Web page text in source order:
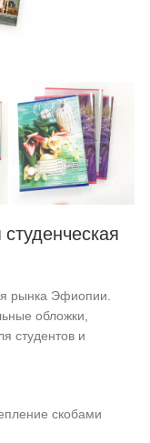
рынка Эфиопии.
обложки,
студентов и
скобами